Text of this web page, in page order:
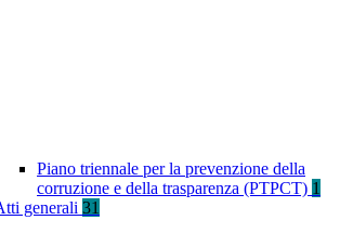
Piano triennale per la prevenzione della
corruzione e della trasparenza (PTPCT) 1
generali 31